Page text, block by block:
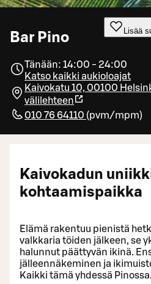
Bar Pino Lisää
Tänään: 14:00 - 24:00
Katso kaikki aukioloajat
Kaivokatu 10, 00100
välilehteen
010 76 64110 (pvm/mpm)
Kaivokadun
kohtaamispaikka
Elämä rakentuu pienistä
valkkaria töiden jälkeen, se
halunnut päättyvän ikinä.
jälleennäkeminen ja
Kaikki tämä yhdessä Pinossa.